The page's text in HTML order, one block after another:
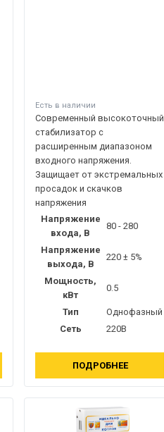
Есть в наличии
Современный высокоточный
стабилизатор с
расширенным диапазоном
входного напряжения.
Защищает от экстремальных
просадок и скачков
напряжения
Напряжение
входа, В
80 - 280
Напряжение
выхода, В
220 ± 5%
Мощность,
кВт
0.5
Тип
Однофазный
Сеть
220В
ПОДРОБНЕЕ